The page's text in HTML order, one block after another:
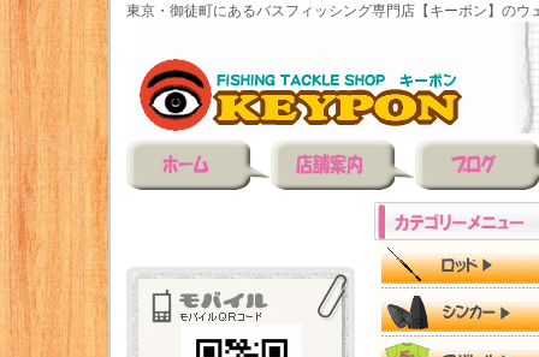
東京・御徒町にあるバスフィッシング専門店【キーポン】のウ